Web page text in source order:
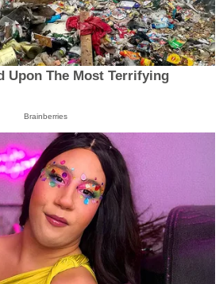
Upon The Most Terrifying
Brainberries